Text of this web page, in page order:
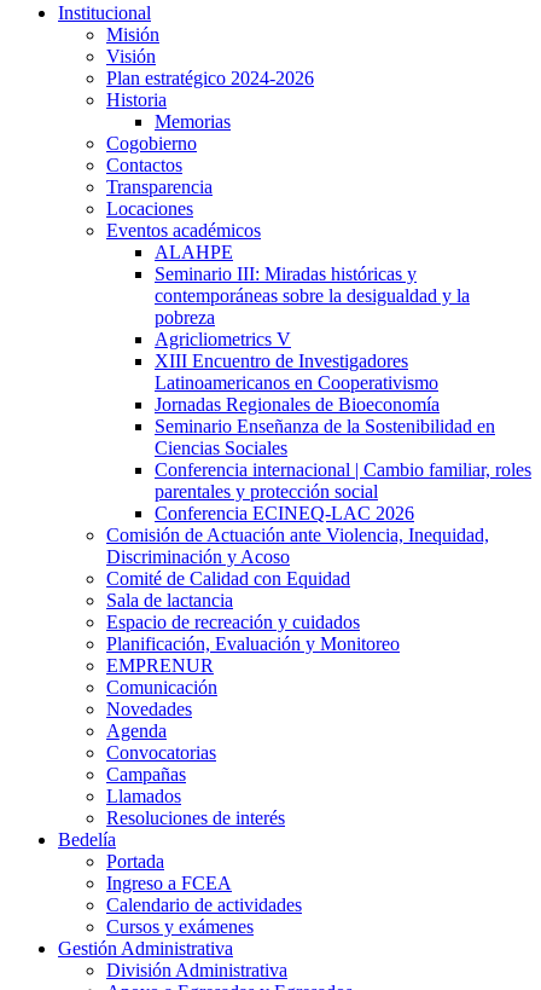
Institucional
Misión
Visión
Plan estratégico 2024-2026
Historia
Memorias
Cogobierno
Contactos
Transparencia
Locaciones
Eventos académicos
ALAHPE
Seminario III: Miradas históricas y
contemporáneas sobre la desigualdad y la
pobreza
Agricliometrics V
XIII Encuentro de Investigadores
Latinoamericanos en Cooperativismo
Jornadas Regionales de Bioeconomía
Seminario Enseñanza de la Sostenibilidad en
Ciencias Sociales
Conferencia internacional | Cambio familiar, roles
parentales y protección social
Conferencia ECINEQ-LAC 2026
Comisión de Actuación ante Violencia, Inequidad,
Discriminación y Acoso
Comité de Calidad con Equidad
Sala de lactancia
Espacio de recreación y cuidados
Planificación, Evaluación y Monitoreo
EMPRENUR
Comunicación
Novedades
Agenda
Convocatorias
Campañas
Llamados
Resoluciones de interés
Bedelía
Portada
Ingreso a FCEA
Calendario de actividades
Cursos y exámenes
Gestión Administrativa
División Administrativa